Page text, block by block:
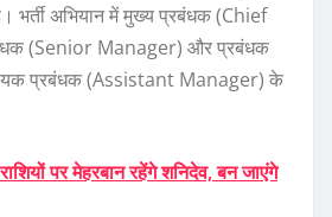
भर्ती अभियान में मुख्य प्रबंधक (Chief
(Senior Manager) और प्रबंधक
प्रबंधक (Assistant Manager) के
पर मेहरबान रहेंगे शनिदेव, बन जाएंगे